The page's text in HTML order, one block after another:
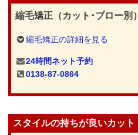
縮毛矯正（カット･ブロー別）
縮毛矯正の詳細を見る
24時間ネット予約
0138-87-0864
スタイルの持ちが良いカット